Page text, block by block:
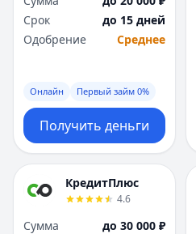
Срок
до 15 дней
Одобрение
Среднее
Онлайн Первый займ 0%
Получить деньги
КредитПлюс
4.6
Сумма
до 30 000 ₽